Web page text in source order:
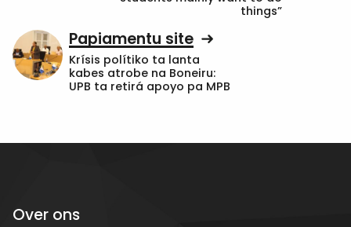
things”
Papiamentu site
Krísis polítiko ta lanta
kabes atrobe na Boneiru:
UPB ta retirá apoyo pa MPB
Over ons